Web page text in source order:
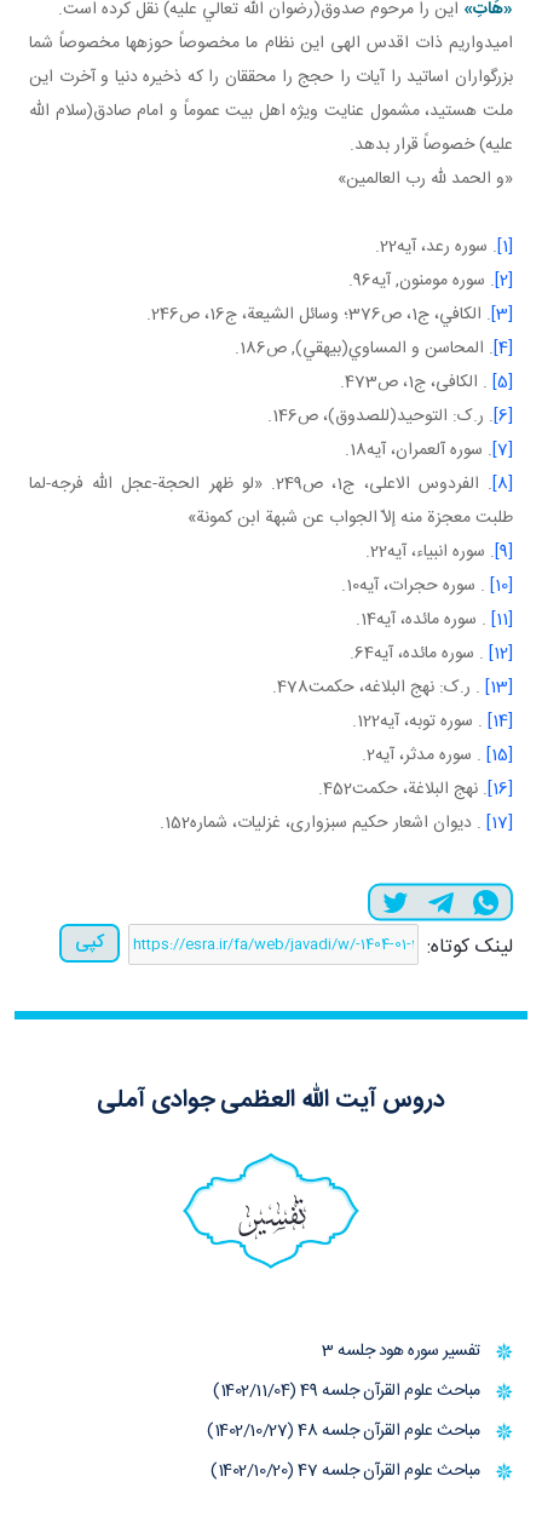
«هَاتِ» اين را مرحوم صدوق(رضوان الله تعالي عليه) نقل کرده است.
اميدواريم ذات اقدس الهی اين نظام ما مخصوصاً حوزه ها مخصوصاً شما
بزرگواران اساتيد را آيات را حجج را محققان را که ذخيره دنيا و آخرت اين
ملت هستيد، مشمول عنايت ويژه اهل بيت عموماً و امام صادق(سلام الله
عليه) خصوصاً قرار بدهد.
«و الحمد لله رب العالمين»
[1] . سوره رعد، آيه22.
[2] . سوره مومنون, آيه96.
[3]
. الکافي، ج1، ص376؛ وسائل الشيعة، ج‏16، ص246.
[4] . المحاسن و المساوي(بيهقي), ص186.
[5]
. الکافی، ج1، ص473.
[6] . ر.ک: التوحيد(للصدوق)، ص146.
[7] . سوره آل عمران، آيه18.
[8]
. الفردوس الاعلی، ج1، ص249. «لو ظهر الحجة-عجل اللّه فرجه-لما
طلبت معجزة منه إلاّ الجواب عن شبهة ابن كمونة»
[9] . سوره انبياء، آيه22.
[10]
. سوره حجرات، آيه10.
[11]
. سوره مائده، آيه14.
[12]
. سوره مائده، آيه64.
[13]
. ر.ک: نهج البلاغه، حکمت478.
[14]
. سوره توبه، آيه122.
[15]
. سوره مدثر، آيه2.
[16]
. نهج البلاغة، حکمت452.
[17]
. ديوان اشعار حکيم سبزواری، غزليات، شماره152.
لینک کوتاه: کپی
دروس آیت الله العظمی جوادی آملی
تفسیر
تفسیر سوره هود جلسه 3
مباحث علوم القرآن جلسه 49 (1402/11/04)
مباحث علوم القرآن جلسه 48 (1402/10/27)
مباحث علوم القرآن جلسه 47 (1402/10/20)